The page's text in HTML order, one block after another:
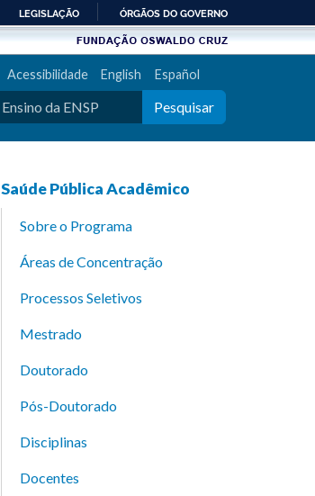
LEGISLAÇÃO ÓRGÃOS DO GOVERNO
Acessibilidade English Español
Pesquisar
Saúde Pública Acadêmico
Sobre o Programa
Áreas de Concentração
Processos Seletivos
Mestrado
Doutorado
Pós-Doutorado
Disciplinas
Docentes